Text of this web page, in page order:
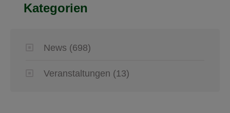
Kategorien
News (698)
Veranstaltungen (13)